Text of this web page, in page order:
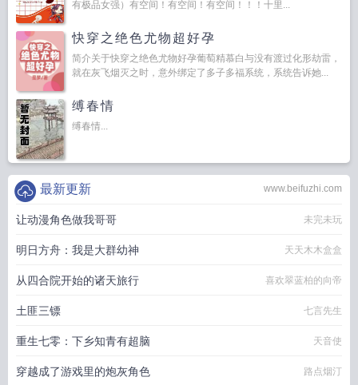
有极品女强）有空间！有空间！有空间！！！十里...
快穿之绝色尤物超好孕
简介关于快穿之绝色尤物好孕葡萄精慕白与没有渡过化形劫雷，
就在灰飞烟灭之时，意外绑定了多子多福系统，系统告诉她...
缚春情
缚春情...
www.beifuzhi.com
最新更新
让动漫角色做我哥哥 未完未玩
明日方舟：我是大群幼神 天天木木盒盒
从四合院开始的诸天旅行 喜欢翠蓝柏的向帝
土匪三镖 七言先生
重生七零：下乡知青有超脑 天音使
穿越成了游戏里的炮灰角色 路点烟汀